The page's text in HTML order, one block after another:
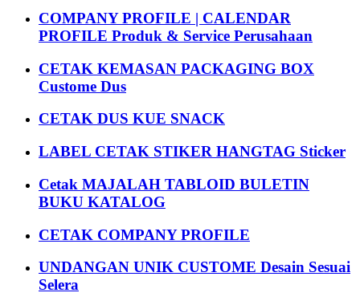
COMPANY PROFILE | CALENDAR
PROFILE Produk & Service Perusahaan
CETAK KEMASAN PACKAGING BOX
Custome Dus
CETAK DUS KUE SNACK
LABEL CETAK STIKER HANGTAG Sticker
Cetak MAJALAH TABLOID BULETIN
BUKU KATALOG
CETAK COMPANY PROFILE
UNDANGAN UNIK CUSTOME Desain Sesuai
Selera